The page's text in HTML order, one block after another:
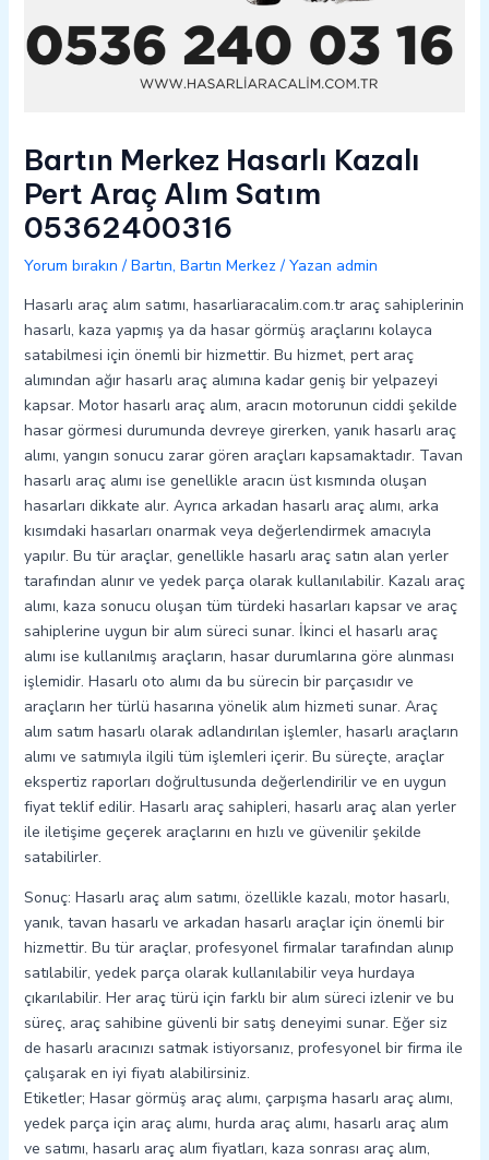
Bartın Merkez Hasarlı Kazalı
Pert Araç Alım Satım
05362400316
Yorum bırakın / Bartın, Bartın Merkez/ Yazan admin
Hasarlı araç alım satımı, hasarliaracalim.com.tr araç sahiplerinin
hasarlı, kaza yapmış ya da hasar görmüş araçlarını kolayca
satabilmesi için önemli bir hizmettir. Bu hizmet, pert araç
alımından ağır hasarlı araç alımına kadar geniş bir yelpazeyi
kapsar. Motor hasarlı araç alım, aracın motorunun ciddi şekilde
hasar görmesi durumunda devreye girerken, yanık hasarlı araç
alımı, yangın sonucu zarar gören araçları kapsamaktadır. Tavan
hasarlı araç alımı ise genellikle aracın üst kısmında oluşan
hasarları dikkate alır. Ayrıca arkadan hasarlı araç alımı, arka
kısımdaki hasarları onarmak veya değerlendirmek amacıyla
yapılır. Bu tür araçlar, genellikle hasarlı araç satın alan yerler
tarafından alınır ve yedek parça olarak kullanılabilir. Kazalı araç
alımı, kaza sonucu oluşan tüm türdeki hasarları kapsar ve araç
sahiplerine uygun bir alım süreci sunar. İkinci el hasarlı araç
alımı ise kullanılmış araçların, hasar durumlarına göre alınması
işlemidir. Hasarlı oto alımı da bu sürecin bir parçasıdır ve
araçların her türlü hasarına yönelik alım hizmeti sunar. Araç
alım satım hasarlı olarak adlandırılan işlemler, hasarlı araçların
alımı ve satımıyla ilgili tüm işlemleri içerir. Bu süreçte, araçlar
ekspertiz raporları doğrultusunda değerlendirilir ve en uygun
fiyat teklif edilir. Hasarlı araç sahipleri, hasarlı araç alan yerler
ile iletişime geçerek araçlarını en hızlı ve güvenilir şekilde
satabilirler.
Sonuç: Hasarlı araç alım satımı, özellikle kazalı, motor hasarlı,
yanık, tavan hasarlı ve arkadan hasarlı araçlar için önemli bir
hizmettir. Bu tür araçlar, profesyonel firmalar tarafından alınıp
satılabilir, yedek parça olarak kullanılabilir veya hurdaya
çıkarılabilir. Her araç türü için farklı bir alım süreci izlenir ve bu
süreç, araç sahibine güvenli bir satış deneyimi sunar. Eğer siz
de hasarlı aracınızı satmak istiyorsanız, profesyonel bir firma ile
çalışarak en iyi fiyatı alabilirsiniz.
Etiketler; Hasar görmüş araç alımı, çarpışma hasarlı araç alımı,
yedek parça için araç alımı, hurda araç alımı, hasarlı araç alım
ve satımı, hasarlı araç alım fiyatları, kaza sonrası araç alım,